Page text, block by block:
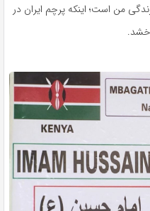
من است؛ اینکه پرچم ایران در